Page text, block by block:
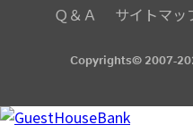
Ｑ＆Ａ サイトマッ
Copyrights© 2007-